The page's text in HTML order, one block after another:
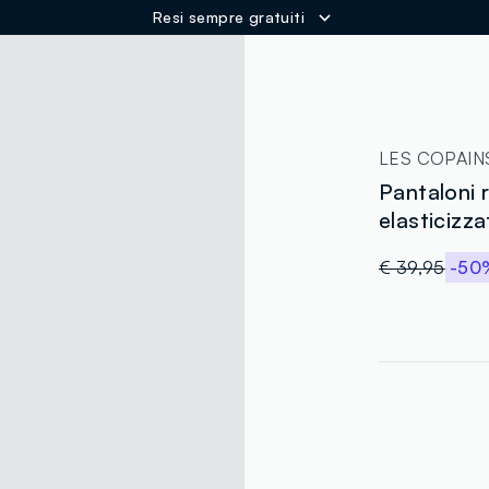
Resi sempre gratuiti
LES
Pantaloni
€ 39,95 -